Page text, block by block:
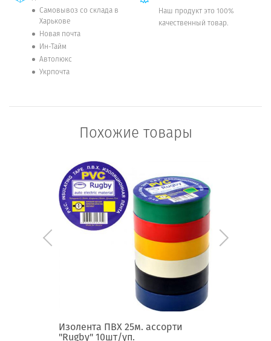
Самовывоз со склада в
Харькове
Новая почта
Ин-Тайм
Автолюкс
Укрпочта
Наш продукт это 100%
качественный товар.
Похожие товары
Изолента ПВХ 25м. ассорти
"Rugby" 10шт/уп.